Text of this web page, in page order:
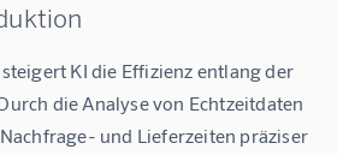
KI die Effizienz entlang der
die Analyse von Echtzeitdaten
und Lieferzeiten präziser